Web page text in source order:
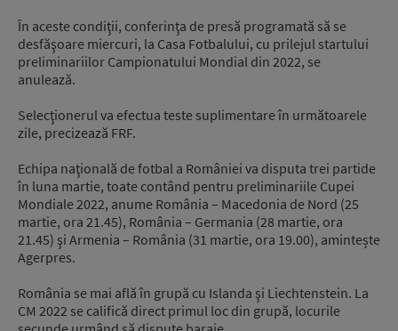
În aceste condiţii, conferinţa de presă programată să se
desfăşoare miercuri, la Casa Fotbalului, cu prilejul startului
preliminariilor Campionatului Mondial din 2022, se
anulează.
Selecţionerul va efectua teste suplimentare în următoarele
zile, precizează FRF.
Echipa naţională de fotbal a României va disputa trei partide
în luna martie, toate contând pentru preliminariile Cupei
Mondiale 2022, anume România – Macedonia de Nord (25
martie, ora 21.45), România – Germania (28 martie, ora
21.45) şi Armenia – România (31 martie, ora 19.00), amintește
Agerpres.
România se mai află în grupă cu Islanda şi Liechtenstein. La
CM 2022 se califică direct primul loc din grupă, locurile